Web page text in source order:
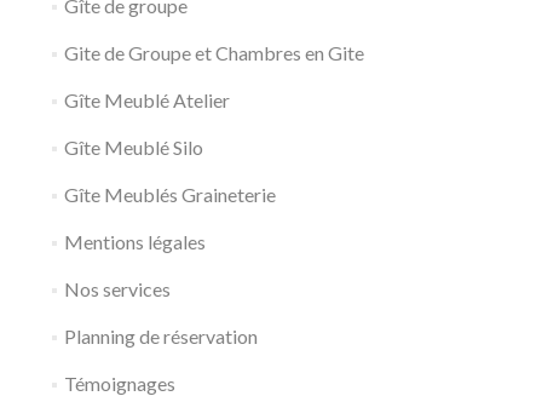
Gîte de groupe
Gite de Groupe et Chambres en Gite
Gîte Meublé Atelier
Gîte Meublé Silo
Gîte Meublés Graineterie
Mentions légales
Nos services
Planning de réservation
Témoignages